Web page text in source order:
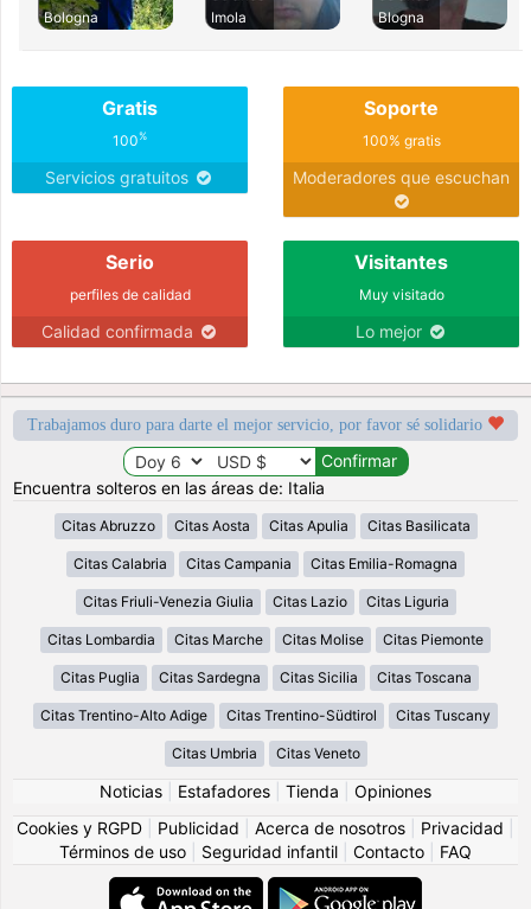
Bologna
Imola
Blogna
Gratis
100%
Servicios gratuitos
Soporte
100% gratis
Moderadores que escuchan
Serio
perfiles de calidad
Calidad confirmada
Visitantes
Muy visitado
Lo mejor
Trabajamos duro para darte el mejor servicio, por favor sé solidario
Encuentra solteros en las áreas de: Italia
Citas Abruzzo Citas Aosta Citas Apulia Citas Basilicata
Citas Calabria Citas Campania Citas Emilia-Romagna
Citas Friuli-Venezia Giulia Citas Lazio Citas Liguria
Citas Lombardia Citas Marche Citas Molise Citas Piemonte
Citas Puglia Citas Sardegna Citas Sicilia Citas Toscana
Citas Trentino-Alto Adige Citas Trentino-Südtirol Citas Tuscany
Citas Umbria Citas Veneto
Noticias Estafadores Tienda
Opiniones
Cookies y RGPD
Publicidad Acerca de nosotros Privacidad
Términos de uso
Seguridad infantil Contacto FAQ